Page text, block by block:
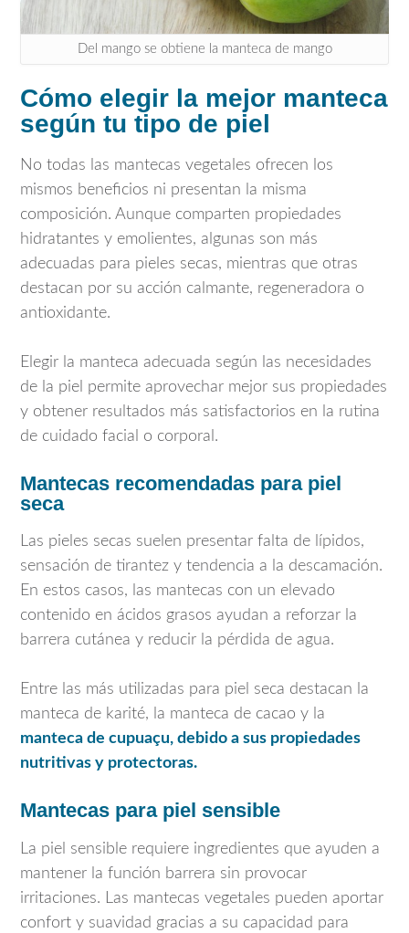
Del mango se obtiene la manteca de mango
Cómo elegir la mejor manteca
según tu tipo de piel
No todas las mantecas vegetales ofrecen los
mismos beneficios ni presentan la misma
composición. Aunque comparten propiedades
hidratantes y emolientes, algunas son más
adecuadas para pieles secas, mientras que otras
destacan por su acción calmante, regeneradora o
antioxidante.
Elegir la manteca adecuada según las necesidades
de la piel permite aprovechar mejor sus propiedades
y obtener resultados más satisfactorios en la rutina
de cuidado facial o corporal.
Mantecas recomendadas para piel
seca
Las pieles secas suelen presentar falta de lípidos,
sensación de tirantez y tendencia a la descamación.
En estos casos, las mantecas con un elevado
contenido en ácidos grasos ayudan a reforzar la
barrera cutánea y reducir la pérdida de agua.
Entre las más utilizadas para piel seca destacan la
manteca de karité, la manteca de cacao y la
manteca de cupuaçu, debido a sus propiedades
nutritivas y protectoras.
Mantecas para piel sensible
La piel sensible requiere ingredientes que ayuden a
mantener la función barrera sin provocar
irritaciones. Las mantecas vegetales pueden aportar
confort y suavidad gracias a su capacidad para